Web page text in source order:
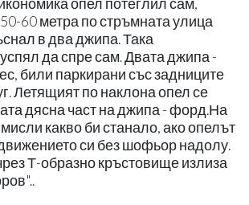
60 метра по стръмната улица
в два джипа. Така
да спре сам. Двата джипа -
били паркирани със задниците
Летящият по наклона опел се
дясна част на джипа - форд.На
какво би станало, ако опелът
си без шофьор надолу.
Т-образно кръстовище излиза